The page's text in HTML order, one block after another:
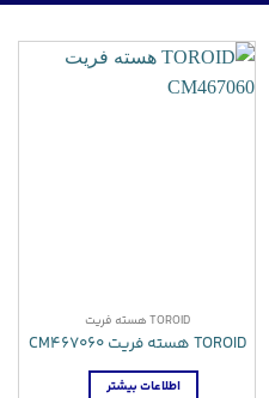
TOROID هسته فریت
TOROID هسته فریت CM467060
اطلاعات بیشتر